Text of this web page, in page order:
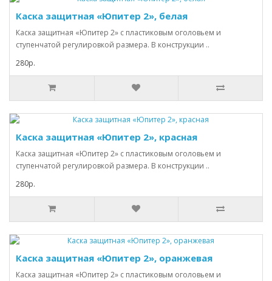
Каска защитная «Юпитер 2», белая
Каска защитная «Юпитер 2» с пластиковым оголовьем и
ступенчатой регулировкой размера. В конструкции ..
280р.
Каска защитная «Юпитер 2», красная
Каска защитная «Юпитер 2» с пластиковым оголовьем и
ступенчатой регулировкой размера. В конструкции ..
280р.
Каска защитная «Юпитер 2», оранжевая
Каска защитная «Юпитер 2» с пластиковым оголовьем и